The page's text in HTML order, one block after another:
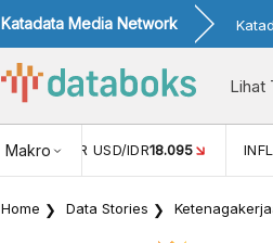
Katadata Media Network
Lihat
Makro
NILAI TUKAR USD/IDR18.095
Home Data Stories